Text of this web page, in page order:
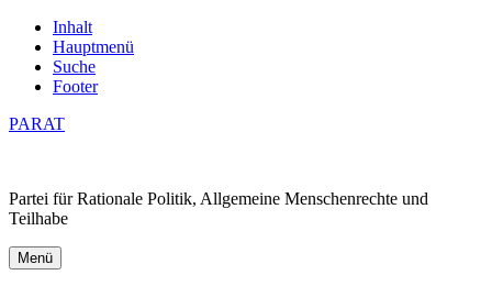
Inhalt
Hauptmenü
Suche
Footer
PARAT
Partei für Rationale Politik, Allgemeine Menschenrechte und
Teilhabe
Menü